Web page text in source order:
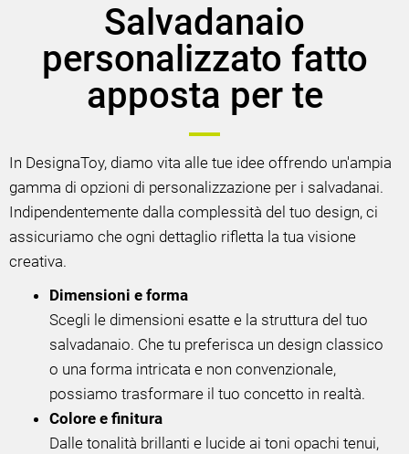
Salvadanaio
personalizzato fatto
apposta per te
In DesignaToy, diamo vita alle tue idee offrendo un'ampia
gamma di opzioni di personalizzazione per i salvadanai.
Indipendentemente dalla complessità del tuo design, ci
assicuriamo che ogni dettaglio rifletta la tua visione
creativa.
Dimensioni e forma
Scegli le dimensioni esatte e la struttura del tuo
salvadanaio. Che tu preferisca un design classico
o una forma intricata e non convenzionale,
possiamo trasformare il tuo concetto in realtà.
Colore e finitura
Dalle tonalità brillanti e lucide ai toni opachi tenui,